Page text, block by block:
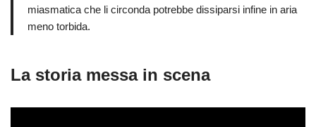
miasmatica che li circonda potrebbe dissiparsi infine in aria
meno torbida.
La storia messa in scena